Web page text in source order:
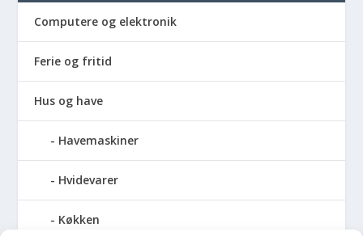
Computere og elektronik
Ferie og fritid
Hus og have
Havemaskiner
Hvidevarer
Køkken